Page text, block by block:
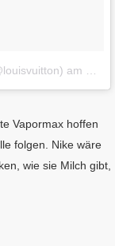
am
Vapormax hoffen
folgen. Nike wäre
wie sie Milch gibt,